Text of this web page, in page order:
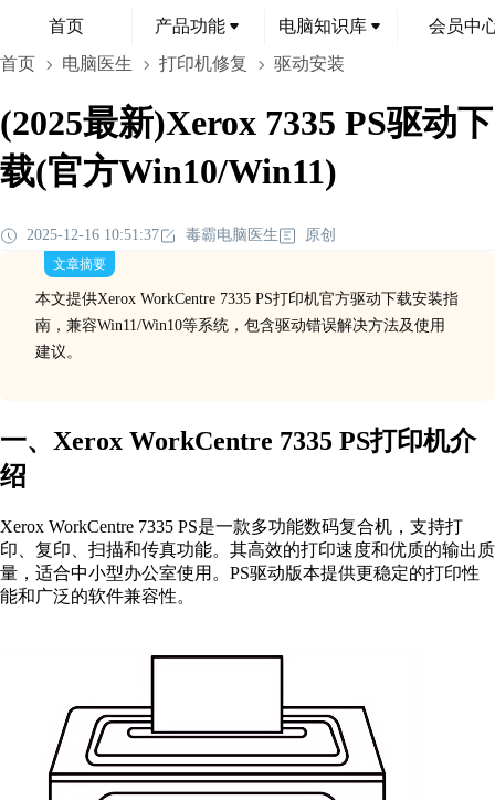
首页 产品功能 电脑知识库 会员中
首页 电脑医生 打印机修复 驱动安装
(2025最新)Xerox 7335 PS驱动下
载(官方Win10/Win11)
2025-12-16 10:51:37 毒霸电脑医生 原创
文章摘要
本文提供Xerox WorkCentre 7335 PS打印机官方驱动下载安装指
南，兼容Win11/Win10等系统，包含驱动错误解决方法及使用
建议。
一、Xerox WorkCentre 7335 PS打印机介
绍
Xerox WorkCentre 7335 PS是一款多功能数码复合机，支持打
印、复印、扫描和传真功能。其高效的打印速度和优质的输出质
量，适合中小型办公室使用。PS驱动版本提供更稳定的打印性
能和广泛的软件兼容性。